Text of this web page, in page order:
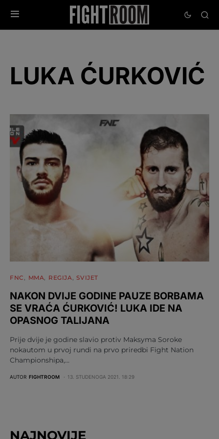
LUKA ĆURKOVIĆ
FNC MMA REGIJA SVIJET
NAKON DVIJE GODINE PAUZE BORBAMA
SE VRAĆA ĆURKOVIĆ! LUKA IDE NA
OPASNOG TALIJANA
Prije dvije je godine slavio protiv Maksyma Soroke
nokautom u prvoj rundi na prvo priredbi Fight Nation
Championshipa,…
AUTOR FIGHTROOM 13. STUDENOGA 2021. 18:29
NAJNOVIJE